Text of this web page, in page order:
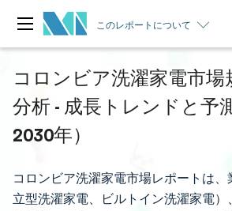
このレポートについて
コロンビア洗濯家電市場
分析 - 成長トレンドと予
2030年）
コロンビア洗濯家電市場レポートは、
立型洗濯家電、ビルトイン洗濯家電）